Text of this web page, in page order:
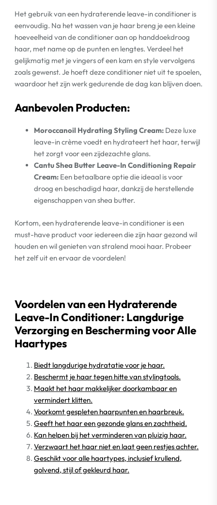
Het gebruik van een hydraterende leave-in conditioner is
eenvoudig. Na het wassen van je haar breng je een kleine
hoeveelheid van de conditioner aan op handdoekdroog
haar, met name op de punten en lengtes. Verdeel het
gelijkmatig met je vingers of een kam en style vervolgens
zoals gewenst. Je hoeft deze conditioner niet uit te spoelen,
waardoor het zijn werk gedurende de dag kan blijven doen.
Aanbevolen Producten:
Moroccanoil Hydrating Styling Cream: Deze luxe
leave-in crème voedt en hydrateert het haar, terwijl
het zorgt voor een zijdezachte glans.
Cantu Shea Butter Leave-In Conditioning Repair
Cream: Een betaalbare optie die ideaal is voor
droog en beschadigd haar, dankzij de herstellende
eigenschappen van shea butter.
Kortom, een hydraterende leave-in conditioner is een
must-have product voor iedereen die zijn haar gezond wil
houden en wil genieten van stralend mooi haar. Probeer
het zelf uit en ervaar de voordelen!
Voordelen van een Hydraterende
Leave-In Conditioner: Langdurige
Verzorging en Bescherming voor Alle
Haartypes
Biedt langdurige hydratatie voor je haar.
Beschermt je haar tegen hitte van stylingtools.
Maakt het haar makkelijker doorkambaar en
vermindert klitten.
Voorkomt gespleten haarpunten en haarbreuk.
Geeft het haar een gezonde glans en zachtheid.
Kan helpen bij het verminderen van pluizig haar.
Verzwaart het haar niet en laat geen restjes achter.
Geschikt voor alle haartypes, inclusief krullend,
golvend, stijl of gekleurd haar.